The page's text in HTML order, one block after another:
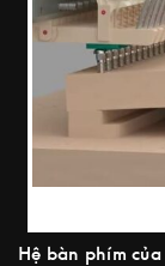
Hệ bàn phím của